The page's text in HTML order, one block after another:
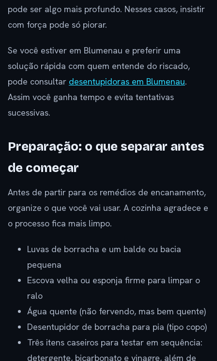
pode ser algo mais profundo. Nesses casos, insistir
com força pode só piorar.
Se você estiver em Blumenau e preferir uma
solução rápida com quem entende do riscado,
pode consultar desentupidoras em Blumenau.
Assim você ganha tempo e evita tentativas
sucessivas.
Preparação: o que separar antes
de começar
Antes de partir para os remédios de encanamento,
organize o que você vai usar. A cozinha agradece e
o processo fica mais limpo.
Luvas de borracha e um balde ou bacia
pequena
Escova velha ou esponja firme para limpar o
ralo
Água quente (não fervendo, mas bem quente)
Desentupidor de borracha para pia (tipo copo)
Três itens caseiros para testar em sequência:
detergente, bicarbonato e vinagre, além de